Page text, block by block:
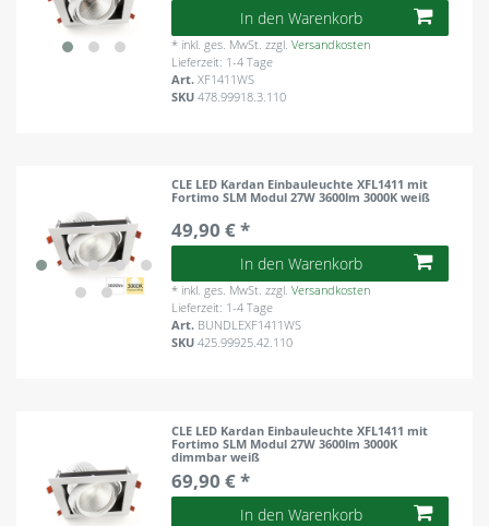
In den Warenkorb
* inkl. ges. MwSt. zzgl.Versandkosten
Lieferzeit: 1-4 Tage
Art.XF1411WS
SKU478.99918.3.110
CLE LED Kardan Einbauleuchte XFL1411 mit
Fortimo SLM Modul 27W 3600lm 3000K weiß
49,90 € *
In den Warenkorb
* inkl. ges. MwSt. zzgl.Versandkosten
Lieferzeit: 1-4 Tage
Art. BUNDLEXF1411WS
SKU425.99925.42.110
CLE LED Kardan Einbauleuchte XFL1411 mit
Fortimo SLM Modul 27W 3600lm 3000K
dimmbar weiß
69,90 € *
In den Warenkorb